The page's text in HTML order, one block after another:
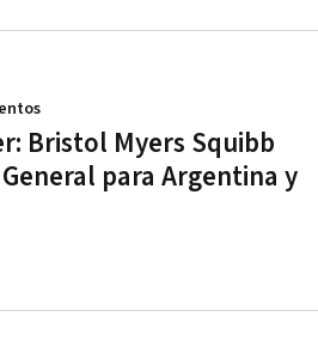
Bristol Myers Squibb
para Argentina y